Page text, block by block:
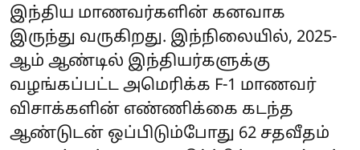
இந்திய மாணவர்களின் கனவாக
இருந்து வருகிறது. இந்நிலையில், 2025-
ஆம் ஆண்டில் இந்தியர்களுக்கு
வழங்கப்பட்ட அமெரிக்க F-1 மாணவர்
விசாக்களின் எண்ணிக்கை கடந்த
ஆண்டுடன் ஒப்பிடும்போது 62 சதவீதம்